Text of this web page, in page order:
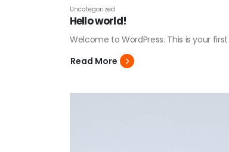
Uncategorized
Hello world!
Welcome to WordPress. This is your
Read More